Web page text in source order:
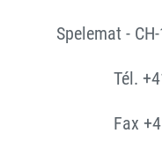
Spelemat -
Tél.
Fax